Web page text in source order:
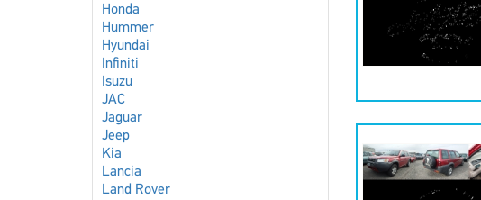
Honda
Hummer
Hyundai
Infiniti
Isuzu
JAC
Jaguar
Jeep
Kia
Lancia
Land Rover